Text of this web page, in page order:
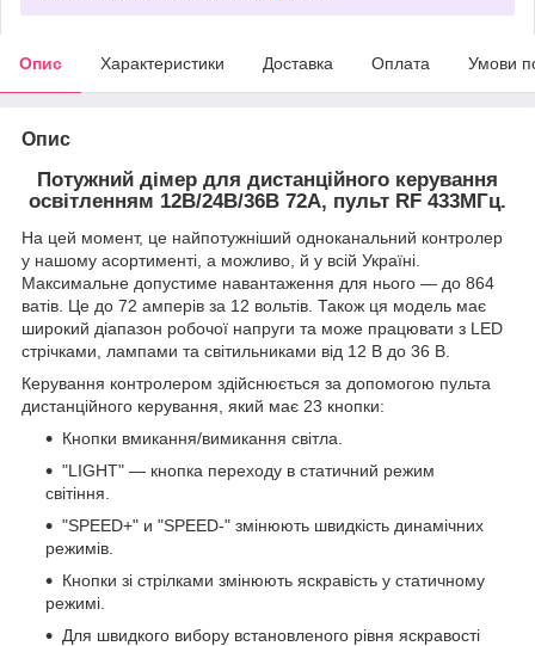
Опис Характеристики Доставка Оплата Умови
Опис
Потужний дімер для дистанційного керування
освітленням 12В/24В/36В 72А, пульт RF 433МГц.
На цей момент, це найпотужніший одноканальний контролер
у нашому асортименті, а можливо, й у всій Україні.
Максимальне допустиме навантаження для нього — до 864
ватів. Це до 72 амперів за 12 вольтів. Також ця модель має
широкий діапазон робочої напруги та може працювати з LED
стрічками, лампами та світильниками від 12 В до 36 В.
Керування контролером здійснюється за допомогою пульта
дистанційного керування, який має 23 кнопки:
Кнопки вмикання/вимикання світла.
"LIGHT" — кнопка переходу в статичний режим
світіння.
"SPEED+" и "SPEED-" змінюють швидкість динамічних
режимів.
Кнопки зі стрілками змінюють яскравість у статичному
режимі.
Для швидкого вибору встановленого рівня яскравості